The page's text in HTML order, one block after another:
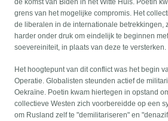
grens van het mogelijke compromis. Het
de liberalen in de internationale betrekkingen,
harder onder druk om eindelijk te beginnen
soevereiniteit, in plaats van deze te versterken.
Het hoogtepunt van dit conflict was het begin
Operatie. Globalisten steunden actief de
Oekraïne. Poetin kwam hiertegen in opstand
collectieve Westen zich voorbereidde op een
om Rusland zelf te "demilitariseren" en